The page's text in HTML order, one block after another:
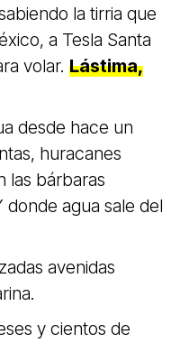
la tirria que
a Tesla Santa
volar. Lástima,
desde hace un
huracanes
las bárbaras
agua sale del
avenidas
y cientos de